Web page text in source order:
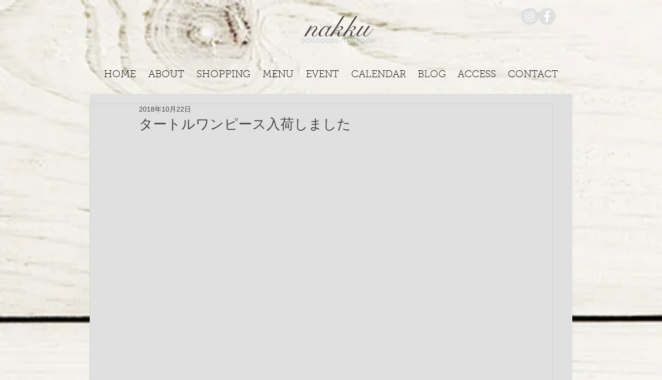
nakku
DOGGOODS+TEA ROOM
HOME ABOUT SHOPPING MENU EVENT CALENDAR BLOG ACCESS CONTACT
タートルワンピース入荷しました
2018年10月22日